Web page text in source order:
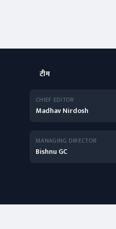
टीम
CHIEF EDITOR
Madhav Nirdosh
MANAGING DIRECTOR
Bishnu GC